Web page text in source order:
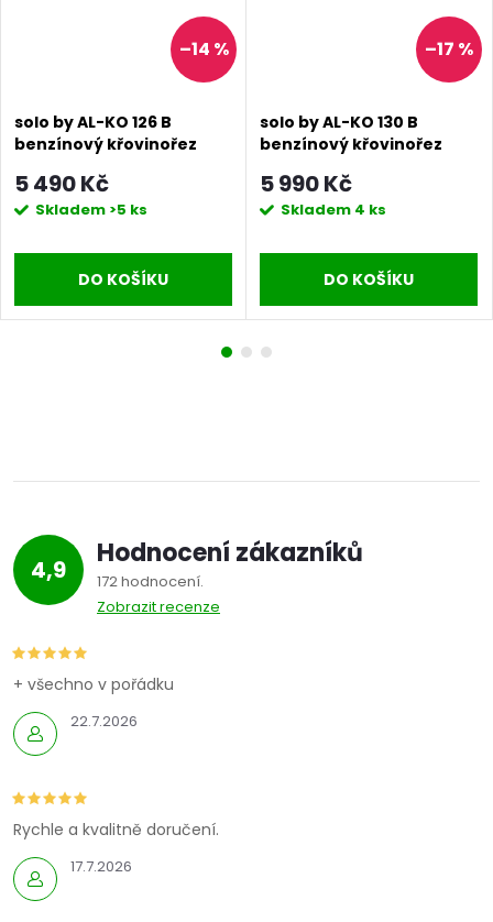
–14 %
solo by AL-KO 126 B
benzínový křovinořez
5 490 Kč
Skladem >5 ks
DO KOŠÍKU
–17 %
solo by AL-KO 130 B
benzínový křovinořez
5 990 Kč
Skladem 4 ks
DO KOŠÍKU
4,9 Hodnocení zákazníků
172 hodnocení
Zobrazit recenze
22.7.2026
+ všechno v pořádku
17.7.2026
Rychle a kvalitně doručení.